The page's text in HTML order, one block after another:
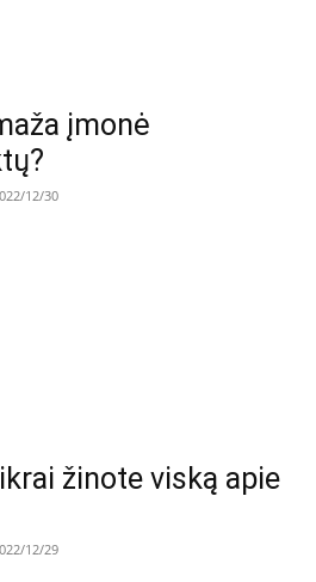
įmonė
12/30
žinote viską apie
12/29